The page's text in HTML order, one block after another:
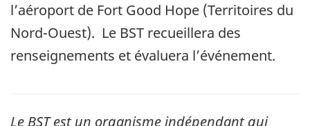
l’aéroport de Fort Good Hope (Territoires du
Nord-Ouest). Le BST recueillera des
renseignements et évaluera l’événement.
Le BSTest un organisme indépendant qui